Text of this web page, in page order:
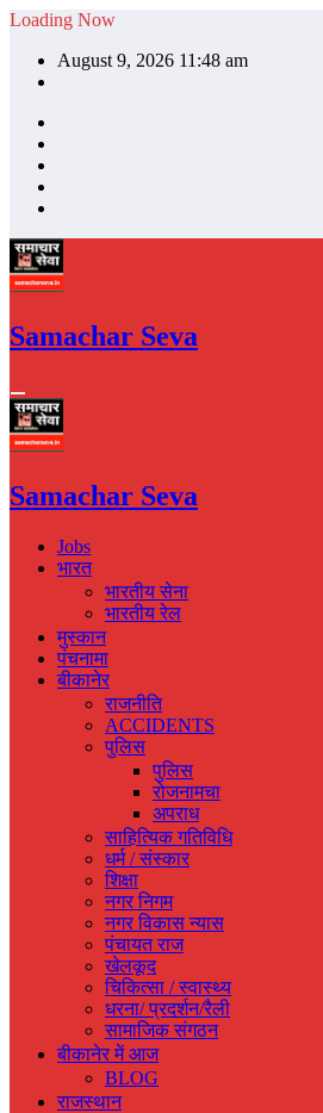
Skip
content
Loading Now
August 9, 2026 11:48 am
Samachar Seva
Samachar Seva
Jobs
भारत
भारतीय सेना
भारतीय रेल
मुस्‍कान
पंचनामा
बीकानेर
राजनीति
ACCIDENTS
पुलिस
पुलिस
रोजनामचा
अपराध
साहित्यिक गतिविधि
धर्म / संस्‍कार
शिक्षा
नगर निगम
नगर विकास न्‍यास
पंचायत राज
खेलकूद
चिकित्‍सा / स्‍वास्‍थ्‍य
धरना/ प्रदर्शन/रैली
सामाजिक संगठन
बीकानेर में आज
BLOG
राजस्‍थान